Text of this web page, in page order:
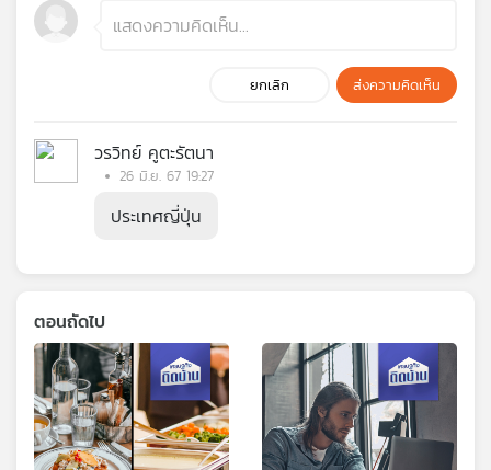
ยกเลิก ส่งความคิดเห็น
วรวิทย์ คูตะรัตนา
26 มิ.ย. 67 19:27
ประเทศญี่ปุ่น
ตอนถัดไป